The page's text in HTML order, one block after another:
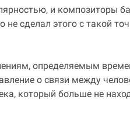
и композиторы
сделал этого с такой
определяемым
о связи между
который больше не